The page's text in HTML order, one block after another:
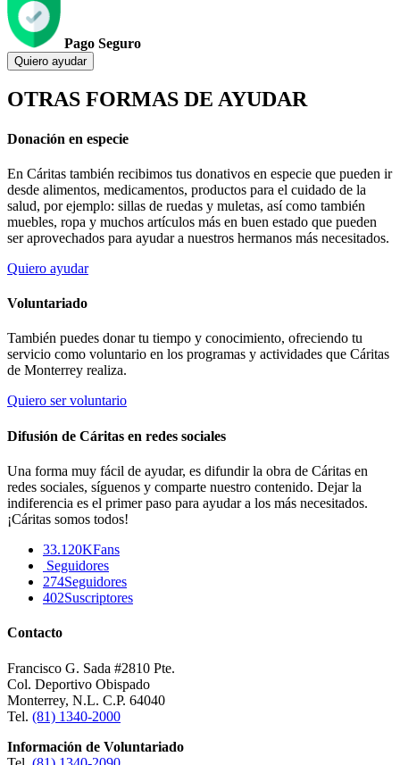
Pago Seguro
Quiero ayudar
OTRAS FORMAS DE AYUDAR
Donación en especie
En Cáritas también recibimos tus donativos en especie que pueden ir
desde alimentos, medicamentos, productos para el cuidado de la
salud, por ejemplo: sillas de ruedas y muletas, así como también
muebles, ropa y muchos artículos más en buen estado que pueden
ser aprovechados para ayudar a nuestros hermanos más necesitados.
Quiero ayudar
Voluntariado
También puedes donar tu tiempo y conocimiento, ofreciendo tu
servicio como voluntario en los programas y actividades que Cáritas
de Monterrey realiza.
Quiero ser voluntario
Difusión de Cáritas en redes sociales
Una forma muy fácil de ayudar, es difundir la obra de Cáritas en
redes sociales, síguenos y comparte nuestro contenido. Dejar la
indiferencia es el primer paso para ayudar a los más necesitados.
¡Cáritas somos todos!
33.120KFans
Seguidores
274Seguidores
402Suscriptores
Contacto
Francisco G. Sada #2810 Pte.
Col. Deportivo Obispado
Monterrey, N.L. C.P. 64040
Tel. (81) 1340-2000
Información de Voluntariado